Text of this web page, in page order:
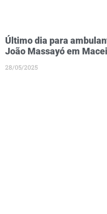
Último dia para
João Massayó em
28/05/2025